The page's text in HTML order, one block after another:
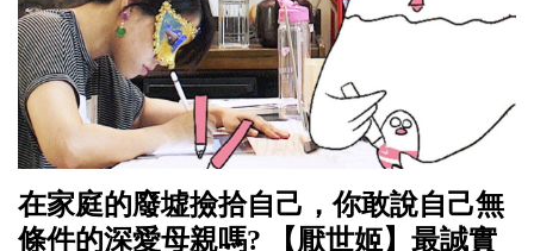
在家庭的廢墟撿拾自己，你敢說自己無
條件的深愛母親嗎? 【厭世姬】最誠實